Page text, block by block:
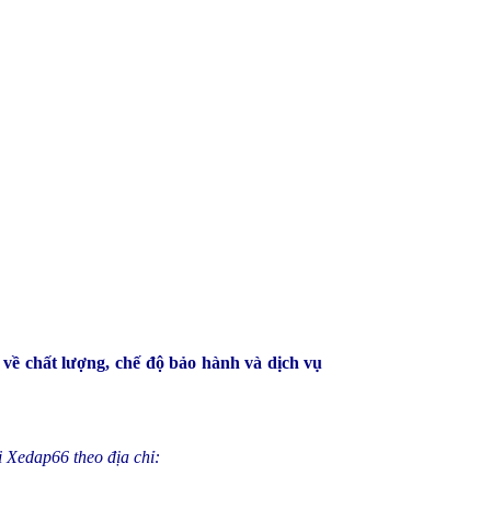
chất lượng, chế độ bảo hành và dịch vụ
theo địa chỉ: